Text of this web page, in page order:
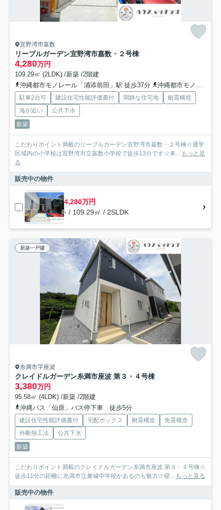
宜野湾市嘉数
リーブルガーデン宜野湾市嘉数・２号棟
4,280万円
109.29㎡ (2LDK) /新築 /2階建
沖縄都市モノレール「浦添前田」駅 徒歩37分
沖縄都市モノレール「てだこ浦西」駅 徒歩29分
駐車2台可 建設住宅性能評価書付 閑静な住宅地
耐震構造
海が近い
公共下水
新築
こだわりポイント満載のリーブルガーデン宜野湾市嘉数・２号棟☆通学
区域内の小学校は宜野湾市立嘉数小学校で徒歩13分です☆来... もっと見
る
販売中の物件
4,280万円
- / 109.29㎡ / 2SLDK
新築一戸建
糸満市字座波
クレイドルガーデン糸満市座波 第３・４号棟
3,380万円
95.58㎡ (4LDK) /新築 /2階建
沖縄バス「仙原」バス停下車 徒歩5分
建設住宅性能評価書付 宅配ボックス 耐震構造
免震構造
外断熱工法
公共下水
新築
こだわりポイント満載のクレイドルガーデン糸満市座波 第３・４号棟☆
徒歩11分の距離に糸満市立兼城中学校があるのも魅力☆寝... もっと見る
販売中の物件